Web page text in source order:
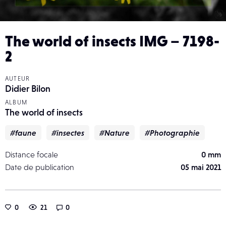
The world of insects IMG – 7198-
2
AUTEUR
Didier Bilon
ALBUM
The world of insects
#faune #insectes #Nature #Photographie
Distance focale
0 mm
Date de publication
05 mai 2021
0 21 0